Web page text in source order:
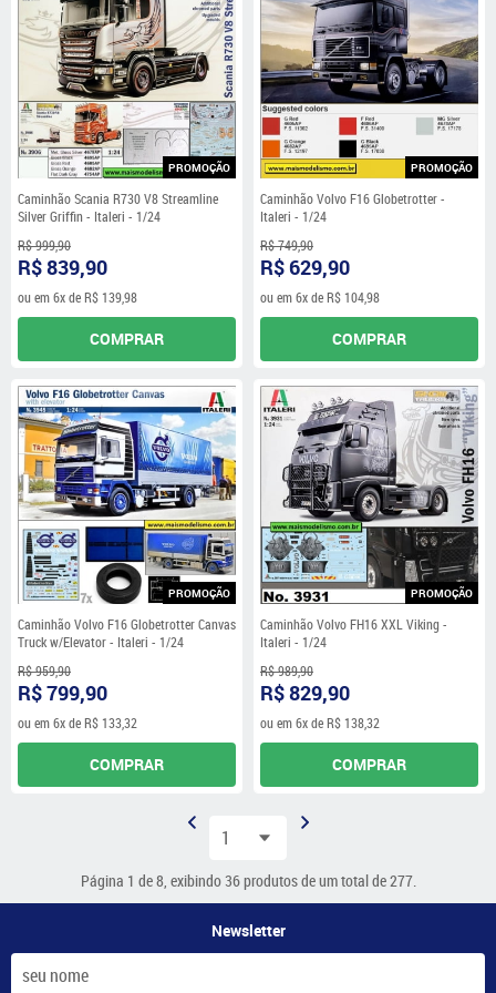
PROMOÇÃO
Caminhão Scania R730 V8 Streamline
Silver Griffin - Italeri - 1/24
R$ 999,90
R$ 839,90
ou em6xdeR$ 139,98
COMPRAR
PROMOÇÃO
Caminhão Volvo F16 Globetrotter -
Italeri - 1/24
R$ 749,90
R$ 629,90
ou em6xdeR$ 104,98
COMPRAR
PROMOÇÃO
Caminhão Volvo F16 Globetrotter Canvas
Truck w/Elevator - Italeri - 1/24
R$ 959,90
R$ 799,90
ou em6xdeR$ 133,32
COMPRAR
PROMOÇÃO
Caminhão Volvo FH16 XXL Viking -
Italeri - 1/24
R$ 989,90
R$ 829,90
ou em6xdeR$ 138,32
COMPRAR
Página 1 de 8, exibindo 36 produtos de um total de 277.
Newsletter